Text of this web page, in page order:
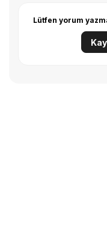
Lütfen yorum